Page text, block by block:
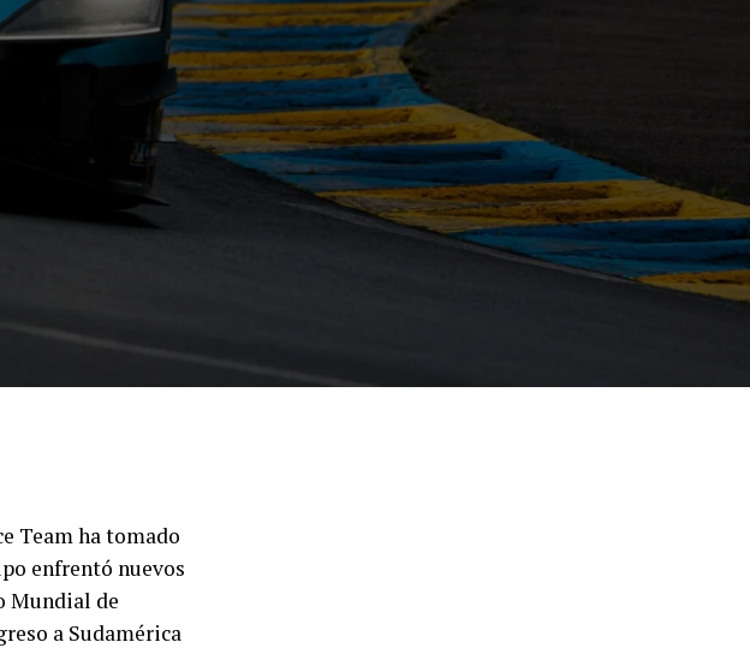
Team ha tomado
enfrentó nuevos
Mundial de
a Sudamérica